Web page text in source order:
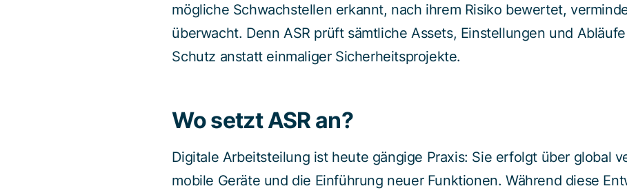
mögliche Schwachstellen erkannt, nach ihrem Risiko bewertet,
überwacht. Denn ASR prüft sämtliche Assets, Einstellungen und
Schutz anstatt einmaliger Sicherheitsprojekte.
Wo setzt ASR an?
Digitale Arbeitsteilung ist heute gängige Praxis: Sie erfolgt über global
mobile Geräte und die Einführung neuer Funktionen. Während diese